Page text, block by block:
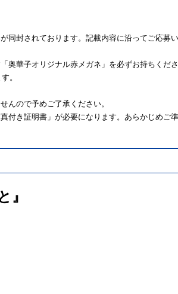
封されております。記載内容に沿ってご応募
華子オリジナル赤メガネ」を必ずお持ちくださ
。
んので予めご了承ください。
き証明書」が必要になります。あらかじめご準
』